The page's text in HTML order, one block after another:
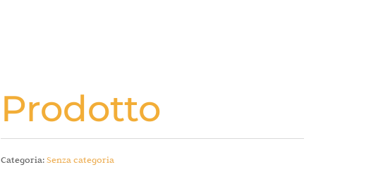
Prodotto
Categoria:Senza categoria